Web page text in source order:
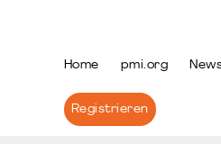
Home pmi.org
Registrieren